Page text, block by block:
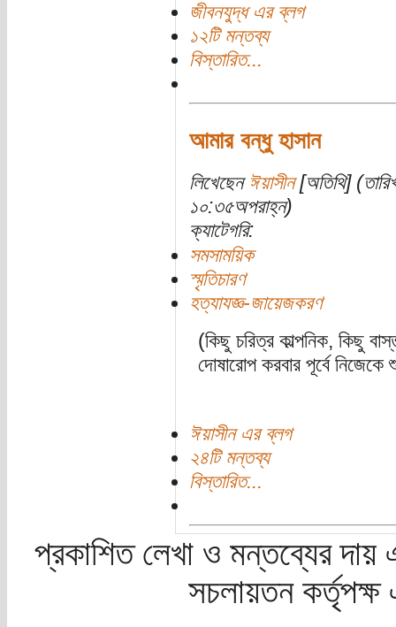
জীবনযুদ্ধ এর ব্লগ
১২টি মন্তব্য
বিস্তারিত...
আমার বন্ধু হাসান
লিখেছেন ঈয়াসীন[অতিথি]
১০:৩৫অপরাহ্ন)
ক্যাটেগরি:
সমসাময়িক
স্মৃতিচারণ
হত্যাযজ্ঞ-জায়েজকরণ
(কিছু চরিত্র কাল্পনিক, কিছু
দোষারোপ করবার পূর্বে নিজেকে
ঈয়াসীন এর ব্লগ
২৪টি মন্তব্য
বিস্তারিত...
প্রকাশিত লেখা ও মন্তব্যের দায়
সচলায়তন